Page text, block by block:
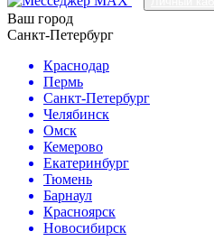
Ваш город
Санкт-Петербург
Краснодар
Пермь
Санкт-Петербург
Челябинск
Омск
Кемерово
Екатеринбург
Тюмень
Барнаул
Красноярск
Новосибирск